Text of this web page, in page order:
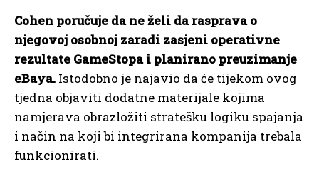
Cohen poručuje da ne želi da rasprava o
njegovoj osobnoj zaradi zasjeni operativne
rezultate GameStopa i planirano preuzimanje
eBaya. Istodobno je najavio da će tijekom ovog
tjedna objaviti dodatne materijale kojima
namjerava obrazložiti stratešku logiku spajanja
i način na koji bi integrirana kompanija trebala
funkcionirati.